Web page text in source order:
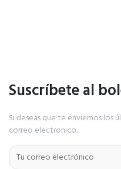
Suscríbete al
Si deseas que te enviemos los
correo electronico.